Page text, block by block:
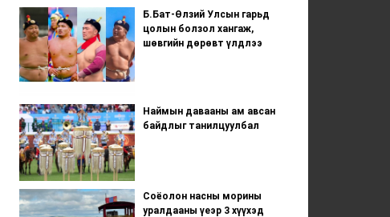
Б.Бат-Өлзий Улсын гарьд
цолын болзол хангаж,
шөвгийн дөрөвт үлдлээ
Наймын давааны ам авсан
байдлыг танилцуулбал
Соёолон насны морины
уралдааны үеэр 3 хүүхэд